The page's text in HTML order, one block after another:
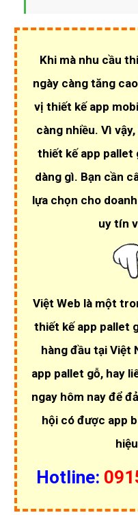
Khi mà nhu cầu
ngày càng tăng
vị thiết kế app
càng nhiều. Vì
thiết kế app pallet
dàng gì. Bạn cần
lựa chọn cho
uy tín
Việt Web là một
thiết kế app pallet
hàng đầu tại Việt
app pallet gỗ, hay
ngay hôm nay để
hội có được app
Hotline: